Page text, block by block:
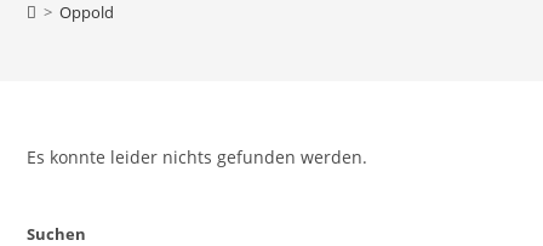
> Oppold
Es konnte leider nichts gefunden werden.
Suchen